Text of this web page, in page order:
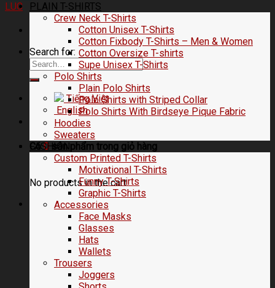
Search for:
Tiếng Việt
English
Có0 sản phẩm trong giỏ hàng
No products in the cart.
PLAIN T-SHIRTS
Crew Neck T-Shirts
Cotton Unisex T-Shirts
Cotton Fixbody T-Shirts – Men & Women
Cotton Oversize T-shirts
Supe Unisex T-Shirts
Polo Shirts
Plain Polo Shirts
Polo Shirts with Striped Collar
Polo Shirts With Birdseye Pique Fabric
Hoodies
Sweaters
FASHION
Custom Printed T-Shirts
Motivational T-Shirts
Funny T-Shirts
Graphic T-Shirts
Accessories
Face Masks
Glasses
Hats
Wallets
Trousers
Joggers